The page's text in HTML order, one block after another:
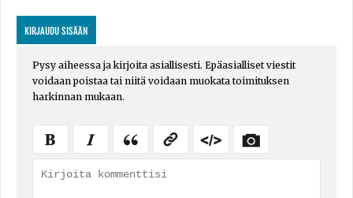
KIRJAUDU SISÄÄN
Pysy aiheessa ja kirjoita asiallisesti. Epäasialliset viestit
voidaan poistaa tai niitä voidaan muokata toimituksen
harkinnan mukaan.